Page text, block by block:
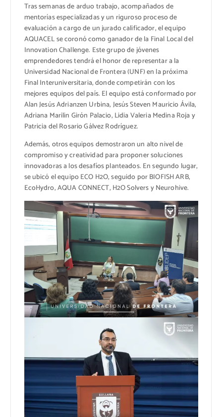
Tras semanas de arduo trabajo, acompañados de
mentorías especializadas y un riguroso proceso de
evaluación a cargo de un jurado calificador, el equipo
AQUACEL se coronó como ganador de la Final Local del
Innovation Challenge. Este grupo de jóvenes
emprendedores tendrá el honor de representar a la
Universidad Nacional de Frontera (UNF) en la próxima
Final Interuniversitaria, donde competirán con los
mejores equipos del país. El equipo está conformado por
Alan Jesús Adrianzen Urbina, Jesús Steven Mauricio Ávila,
Adriana Marilin Girón Palacio, Lidia Valeria Medina Roja y
Patricia del Rosario Gálvez Rodríguez.
Además, otros equipos demostraron un alto nivel de
compromiso y creatividad para proponer soluciones
innovadoras a los desafíos planteados. En segundo lugar,
se ubicó el equipo ECO H2O, seguido por BIOFISH ARB,
EcoHydro, AQUA CONNECT, H2O Solvers y Neurohive.